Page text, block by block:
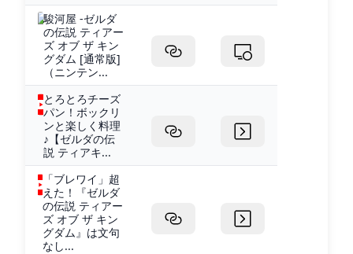
駿河屋 -ゼルダ
の伝説 ティアー
ズ オブ ザ キン
グダム [通常版]
（ニンテン...
とろとろチーズ
パン！ボックリ
ンと楽しく料理
♪【ゼルダの伝
説 ティアキ...
「ブレワイ」超
えた！『ゼルダ
の伝説 ティアー
ズ オブ ザ キン
グダム』は文句
なし...